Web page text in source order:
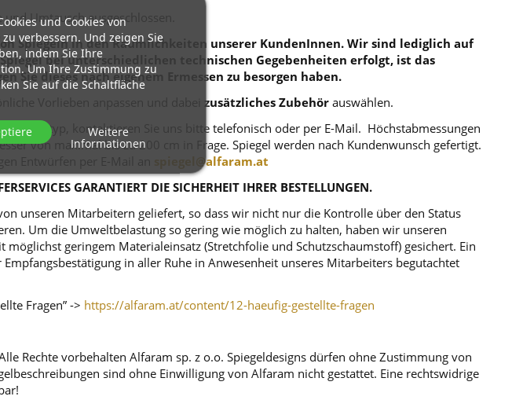
Umtausch ausgeschlossen.
Spiegeln in den Räumlichkeiten unserer KundenInnen. Wir sind lediglich auf
bei unterschiedlichen technischen Gegebenheiten erfolgt, ist das
dieses nach eigenem Ermessen zu besorgen haben.
Vorlieben anpassen und dabei zusätzliches Zubehörauswählen.
kontaktieren Sie uns bitte telefonisch oder per E-Mail. Höchstabmessungen
von maximal bis zu 200 cm in Frage. Spiegel werden nach Kundenwunsch gefertigt.
Entwürfen per E-Mail an
spiegel@alfaram.at
GARANTIERT DIE SICHERHEIT IHRER BESTELLUNGEN.
unseren Mitarbeitern geliefert, so dass wir nicht nur die Kontrolle über den Status
Um die Umweltbelastung so gering wie möglich zu halten, haben wir unseren
geringem Materialeinsatz (Stretchfolie und Schutzschaumstoff) gesichert. Ein
in aller Ruhe in Anwesenheit unseres Mitarbeiters begutachtet
Fragen” -> https://alfaram.at/content/12-haeufig-gestellte-fragen
Rechte vorbehalten Alfaram sp. z o.o. Spiegeldesigns dürfen ohne Zustimmung von
sind ohne Einwilligung von Alfaram nicht gestattet. Eine rechtswidrige
und Cookies von
verbessern. Und zeigen Sie
indem Sie Ihre
Um Ihre Zustimmung zu
Sie auf die Schaltfläche
Weitere
Informationen